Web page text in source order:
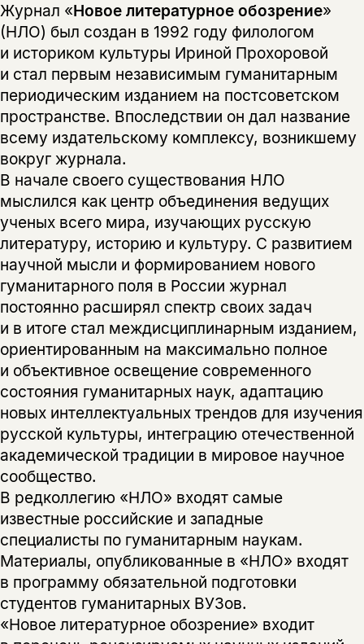
Журнал «Новое литературное обозрение»
(НЛО) был создан в 1992 году филологом
и историком культуры Ириной Прохоровой
и стал первым независимым гуманитарным
периодическим изданием на постсоветском
пространстве. Впоследствии он дал название
всему издательскому комплексу, возникшему
вокруг журнала.
В начале своего существования НЛО
мыслился как центр объединения ведущих
ученых всего мира, изучающих русскую
литературу, историю и культуру. С развитием
научной мысли и формированием нового
гуманитарного поля в России журнал
постоянно расширял спектр своих задач
и в итоге стал междисциплинарным изданием,
ориентированным на максимально полное
и объективное освещение современного
состояния гуманитарных наук, адаптацию
новых интеллектуальных трендов для изучения
русской культуры, интеграцию отечественной
академической традиции в мировое научное
сообщество.
В редколлегию «НЛО» входят самые
известные российские и западные
специалисты по гуманитарным наукам.
Материалы, опубликованные в «НЛО» входят
в программу обязательной подготовки
студентов гуманитарных ВУЗов.
«Новое литературное обозрение» входит